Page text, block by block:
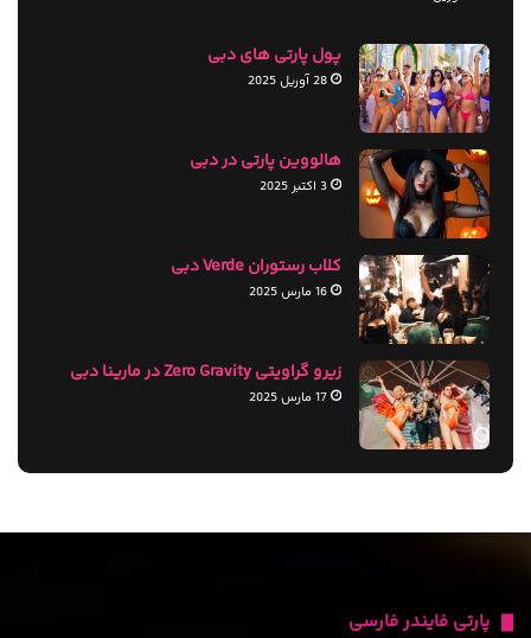
پول پارتی های دبی
28 آوریل 2025
هالووین پارتی در دبی
3 اکتبر 2025
کلاب رستوران Verde دبی
16 مارس 2025
زیرو گراویتی Zero Gravity در مارینا دبی
17 مارس 2025
پارتی فایندر فارسی